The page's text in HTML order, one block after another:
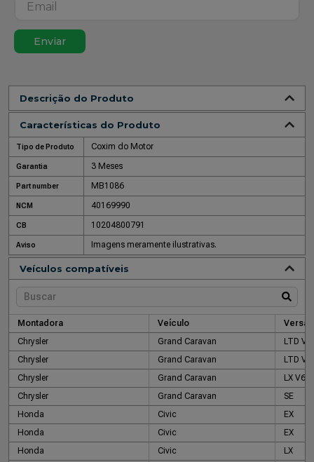
Enviar
Descrição do Produto
Características do Produto
Tipo de Produto Coxim do Motor
Garantia 3 Meses
Part number MB1086
NCM 40169990
CB 10204800791
Aviso Imagens meramente ilustrativas.
Veículos compatíveis
Montadora Veículo
Versão
Chrysler
Grand Caravan
LTD V6
Chrysler
Grand Caravan
LTD V6
Chrysler
Grand Caravan
LX V6
Chrysler
Grand Caravan
SE
Honda
Civic
EX
Honda
Civic
EX
Honda
Civic
LX